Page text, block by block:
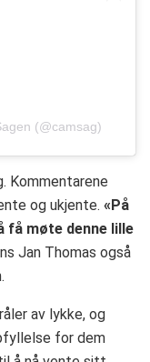
(@camsag)
Kommentarene
og ukjente. «På
få møte denne lille
Jan Thomas også
av lykke, og
for dem